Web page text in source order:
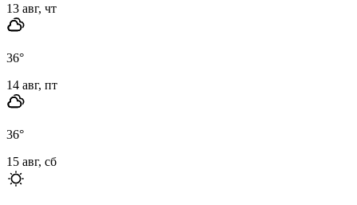
13 авг, чт
36°
14 авг, пт
36°
15 авг, сб